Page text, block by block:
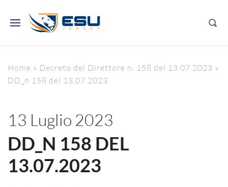
Home » Decreto del Direttore n. 158 del 13.07.2023 »
DD_n 158 del 13.07.2023
13 Luglio 2023
DD_N 158 DEL
13.07.2023